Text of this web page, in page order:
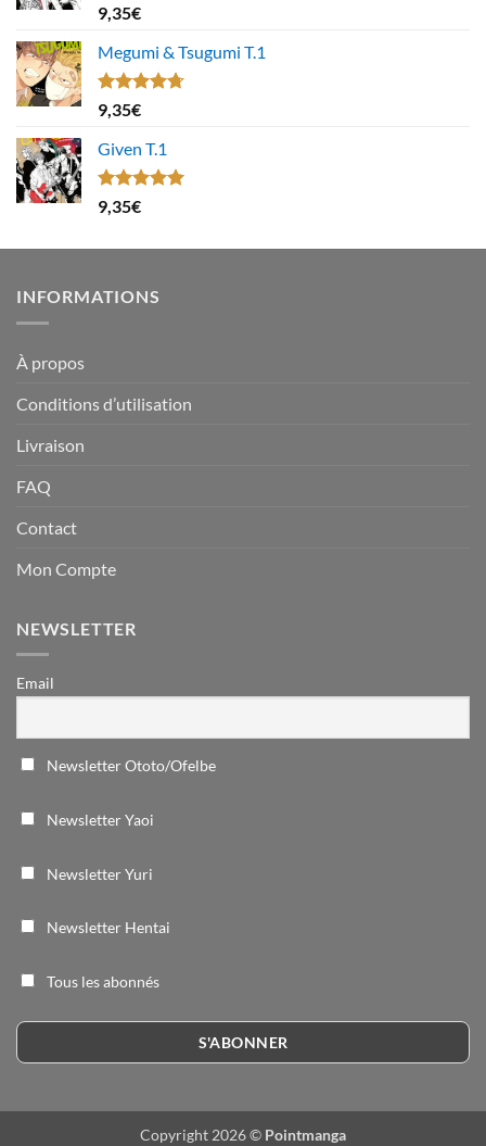
Note
4.00
5
9,35€
Megumi & Tsugumi T.1
Note4.67
sur 5
9,35€
Given T.1
Note5.00
sur 5
9,35€
INFORMATIONS
À propos
Conditions d’utilisation
Livraison
FAQ
Contact
Mon Compte
NEWSLETTER
Email
Newsletter Ototo/Ofelbe
Newsletter Yaoi
Newsletter Yuri
Newsletter Hentai
Tous les abonnés
Copyright 2026 © Pointmanga